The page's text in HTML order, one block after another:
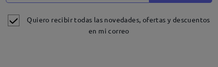
Quiero recibir todas las novedades, ofertas y descuentos
en mi correo